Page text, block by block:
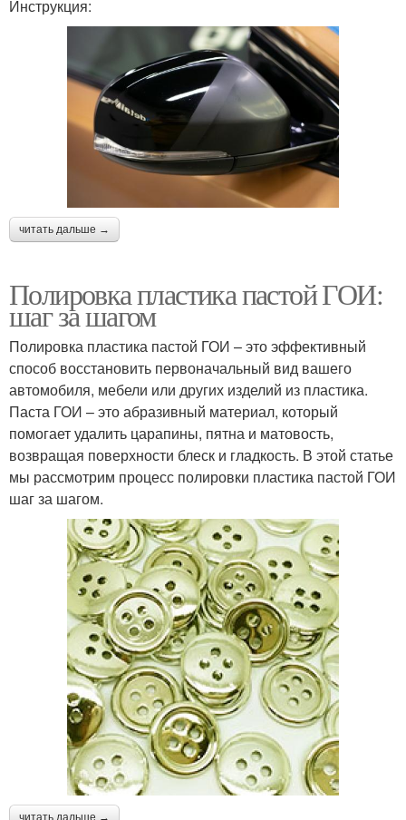
Инструкция:
читать дальше →
Полировка пластика пастой ГОИ:
шаг за шагом
Полировка пластика пастой ГОИ – это эффективный
способ восстановить первоначальный вид вашего
автомобиля, мебели или других изделий из пластика.
Паста ГОИ – это абразивный материал, который
помогает удалить царапины, пятна и матовость,
возвращая поверхности блеск и гладкость. В этой статье
мы рассмотрим процесс полировки пластика пастой ГОИ
шаг за шагом.
читать дальше →